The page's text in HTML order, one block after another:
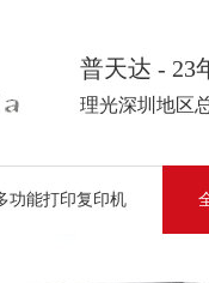
普天达 - 23
理光深圳地区
功能打印复印机